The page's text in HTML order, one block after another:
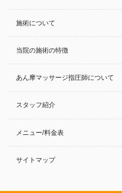
施術について
当院の施術の特徴
あん摩マッサージ指圧師について
スタッフ紹介
メニュー/料金表
サイトマップ